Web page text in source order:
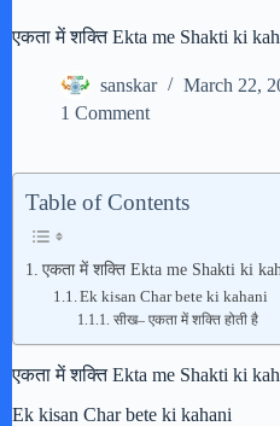
एकता में शक्ति Ekta me Shakti ki
sanskar March 22,
1 Comment
Table of Contents
एकता में शक्ति Ekta me Shakti ki
Ek kisan Char bete ki kahani
सीख– एकता में शक्ति होती है
एकता में शक्ति Ekta me Shakti ki
Ek kisan Char bete ki kahani